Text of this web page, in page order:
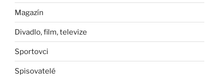
Magazín
Divadlo, film, televize
Sportovci
Spisovatelé